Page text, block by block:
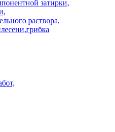
затирки,
раствора,